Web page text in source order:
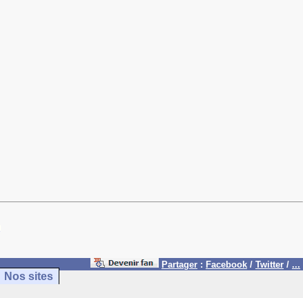
Partager : Facebook / Twitter / ...
Nos sites